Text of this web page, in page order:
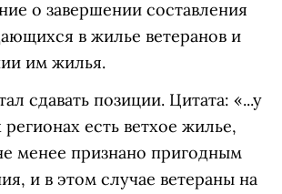
о завершении составления
в жилье ветеранов и
им жилья.
сдавать позиции. Цитата: «...у
есть ветхое жилье,
менее признано пригодным
и в этом случае ветераны на